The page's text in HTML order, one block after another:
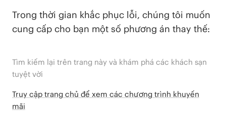
Trong thời gian khắc phục lỗi, chúng tôi muốn
cung cấp cho bạn một số phương án thay thế:
Tìm kiếm lại trên trang này và khám phá các khách sạn
tuyệt vời
Truy cập trang chủ để xem các chương trình khuyến
mãi